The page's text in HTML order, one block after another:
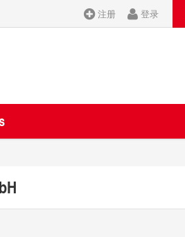
注册 登录